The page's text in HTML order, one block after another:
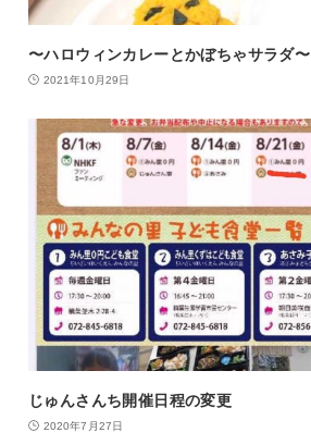
〜ハロウィンカレーとかぼちゃサラダ〜
2021年10月29日
じゅんさんち開催日程の変更
2020年7月27日